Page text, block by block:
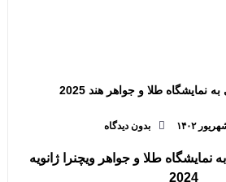
نمایشگاه طلا و جواهر هند 2025
بدون دیدگاه